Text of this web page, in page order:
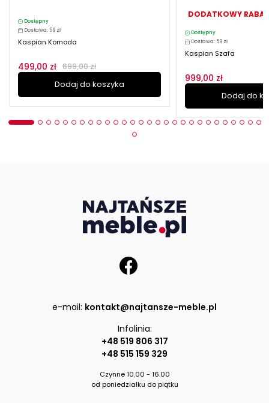
Dostępny
Dostawa: 59 zł
Kaspian Komoda
499,00 zł 699,00 zł
Dodaj do koszyka
DODATKOWY
Dostępny
Dostawa: 59 zł
Kaspian Szafa
999,00 zł
Dodaj do
e-mail: kontakt@najtansze-meble.pl
Infolinia:
+48 519 806 317
+48 515 159 329
Czynne 10.00 - 16.00
od poniedziałku do piątku